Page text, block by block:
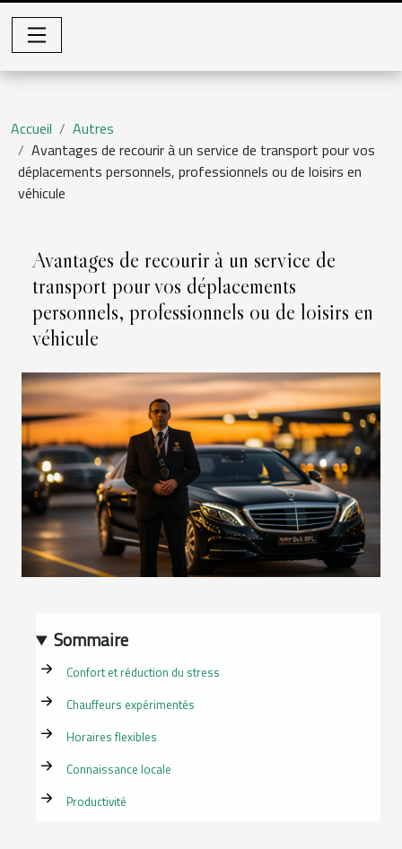
Accueil
Autres
Avantages de recourir à un service de transport pour vos
déplacements personnels, professionnels ou de loisirs en
véhicule
Avantages de recourir à un service de
transport pour vos déplacements
personnels, professionnels ou de loisirs en
véhicule
Sommaire
Confort et réduction du stress
Chauffeurs expérimentés
Horaires flexibles
Connaissance locale
Productivité